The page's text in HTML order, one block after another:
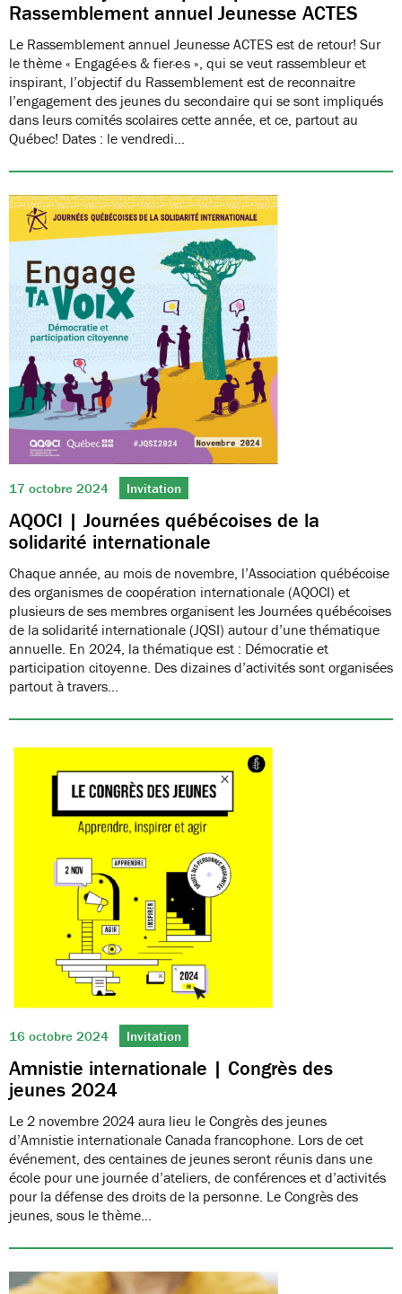
Rassemblement annuel Jeunesse ACTES
Le Rassemblement annuel Jeunesse ACTES est de retour! Sur
le thème « Engagé·e·s & fier·e·s », qui se veut rassembleur et
inspirant, l’objectif du Rassemblement est de reconnaitre
l’engagement des jeunes du secondaire qui se sont impliqués
dans leurs comités scolaires cette année, et ce, partout au
Québec! Dates : le vendredi…
17 octobre 2024 Invitation
AQOCI | Journées québécoises de la
solidarité internationale
Chaque année, au mois de novembre, l’Association québécoise
des organismes de coopération internationale (AQOCI) et
plusieurs de ses membres organisent les Journées québécoises
de la solidarité internationale (JQSI) autour d’une thématique
annuelle. En 2024, la thématique est : Démocratie et
participation citoyenne. Des dizaines d’activités sont organisées
partout à travers…
16 octobre 2024 Invitation
Amnistie internationale | Congrès des
jeunes 2024
Le 2 novembre 2024 aura lieu le Congrès des jeunes
d’Amnistie internationale Canada francophone. Lors de cet
événement, des centaines de jeunes seront réunis dans une
école pour une journée d’ateliers, de conférences et d’activités
pour la défense des droits de la personne. Le Congrès des
jeunes, sous le thème…